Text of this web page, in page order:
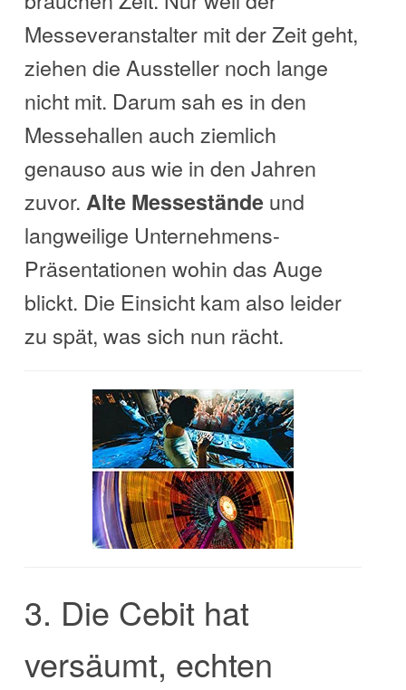
Messeveranstalter mit der Zeit geht,
ziehen die Aussteller noch lange
nicht mit. Darum sah es in den
Messehallen auch ziemlich
genauso aus wie in den Jahren
zuvor. Alte Messeständeund
langweilige Unternehmens-
Präsentationen wohin das Auge
blickt. Die Einsicht kam also leider
zu spät, was sich nun rächt.
3. Die Cebit hat
versäumt, echten